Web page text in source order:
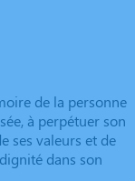
de la personne
à perpétuer son
ses valeurs et de
dans son